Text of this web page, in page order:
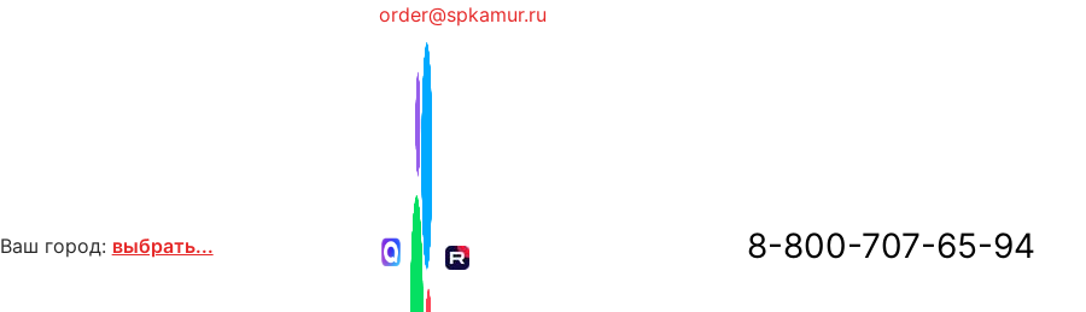
Ваш город: выбрать...
order@spkamur.ru
8-800-707-65-94